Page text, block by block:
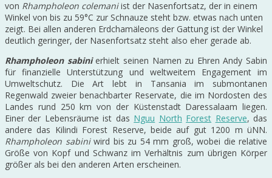
von Rhampholeon colemaniist der Nasenfortsatz, der in einem
Winkel von bis zu 59°C zur Schnauze steht bzw. etwas nach unten
zeigt. Bei allen anderen Erdchamäleons der Gattung ist der Winkel
deutlich geringer, der Nasenfortsatz steht also eher gerade ab.
Rhampholeon sabinierhielt seinen Namen zu Ehren Andy Sabin
für finanzielle Unterstützung und weltweitem Engagement im
Umweltschutz. Die Art lebt in Tansania im submontanen
Regenwald zweier benachbarter Reservate, die im Nordosten des
Landes rund 250 km von der Küstenstadt Daressalaam liegen.
Einer der Lebensräume ist das Nguu North Forest Reserve, das
andere das Kilindi Forest Reserve, beide auf gut 1200 m üNN.
Rhampholeon sabiniwird bis zu 54 mm groß, wobei die relative
Größe von Kopf und Schwanz im Verhältnis zum übrigen Körper
größer als bei den anderen Arten erscheinen.